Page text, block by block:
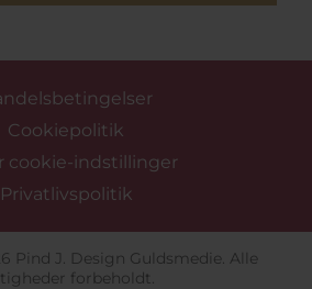
Cookiepolitik
indstillinger
Privatlivspolitik
Pind J. Design Guldsmedie. Alle
forbeholdt.